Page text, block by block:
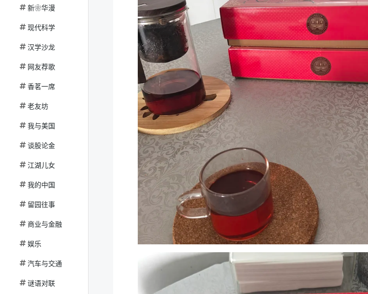
新❀华漫
现代科学
汉学沙龙
网友荐歌
香茗一席
老友坊
我与美国
谈股论金
江湖儿女
我的中国
留园往事
商业与金融
娱乐
汽车与交通
谜语对联